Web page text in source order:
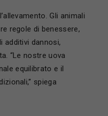
Gli animali
regole di benessere,
additivi dannosi,
“Le nostre uova
equilibrato e il
spiega